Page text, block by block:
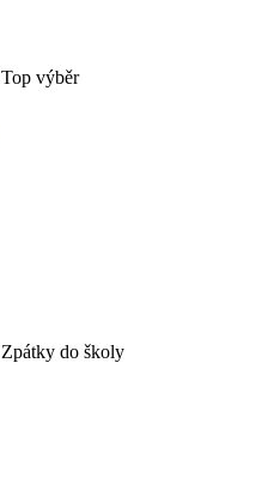
Top výběr
Zpátky do školy